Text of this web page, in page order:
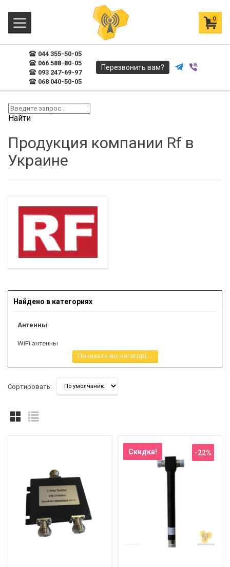
0
044 355-50-05
066 588-80-05
093 247-69-97
068 040-50-05
Перезвонить вам?
Найти
Продукция компании Rf в
Украине
Найдено в категориях
Антенны
WiFi антенны
КАБЕЛИ, РАЗЪЕМЫ
Делители сигнала, сплиттеры
Powerbank и Зарядные станции
Гермобоксы, блоки питания, инструмент
Блоки питания
Изолента, герметизация
Инструмент
Показати всі категорії ↓
Сортировать:
Скидка! -22%